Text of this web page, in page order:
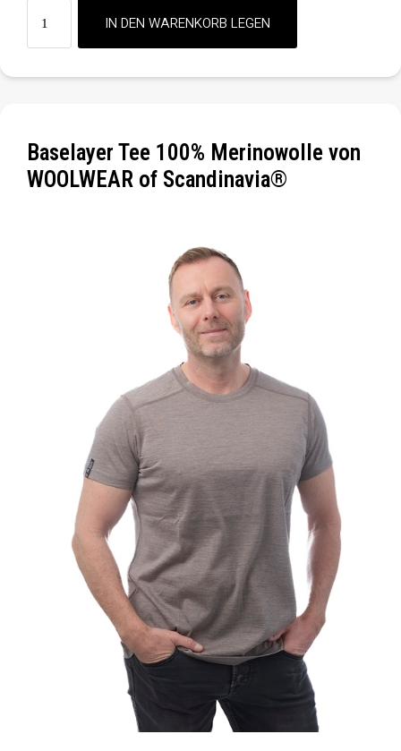
Baselayer Tee 100% Merinowolle von
WOOLWEAR of Scandinavia®